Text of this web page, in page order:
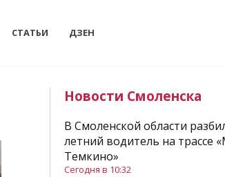
СТАТЬИ ДЗЕН
Новости Смоленска
В Смоленской области
летний водитель на трассе
Темкино»
Сегодня в 10:32